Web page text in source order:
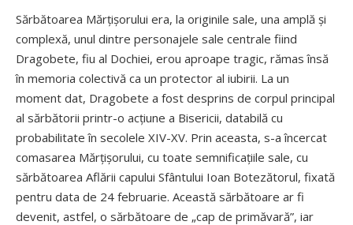
Sărbătoarea Mărțișorului era, la originile sale, una amplă și
complexă, unul dintre personajele sale centrale fiind
Dragobete, fiu al Dochiei, erou aproape tragic, rămas însă
în memoria colectivă ca un protector al iubirii. La un
moment dat, Dragobete a fost desprins de corpul principal
al sărbătorii printr-o acțiune a Bisericii, databilă cu
probabilitate în secolele XIV-XV. Prin aceasta, s-a încercat
comasarea Mărțișorului, cu toate semnifi­cațiile sale, cu
sărbătoarea Aflării capului Sfântului Ioan Botezătorul, fixată
pentru data de 24 februarie. Această sărbătoare ar fi
devenit, astfel, o sărbătoare de „cap de primăvară”, iar